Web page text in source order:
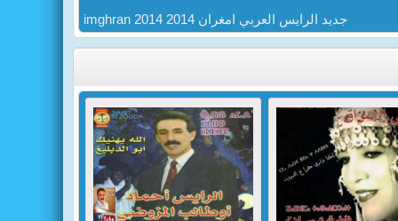
imghran 2014 جديد الرايس العربي امغران 2014